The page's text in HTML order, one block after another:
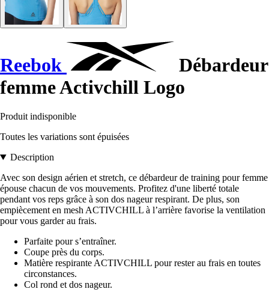
Reebok
Débardeur
femme Activchill Logo
Produit indisponible
Toutes les variations sont épuisées
Description
Avec son design aérien et stretch, ce débardeur de training pour femme
épouse chacun de vos mouvements. Profitez d'une liberté totale
pendant vos reps grâce à son dos nageur respirant. De plus, son
empiècement en mesh ACTIVCHILL à l’arrière favorise la ventilation
pour vous garder au frais.
Parfaite pour s’entraîner.
Coupe près du corps.
Matière respirante ACTIVCHILL pour rester au frais en toutes
circonstances.
Col rond et dos nageur.